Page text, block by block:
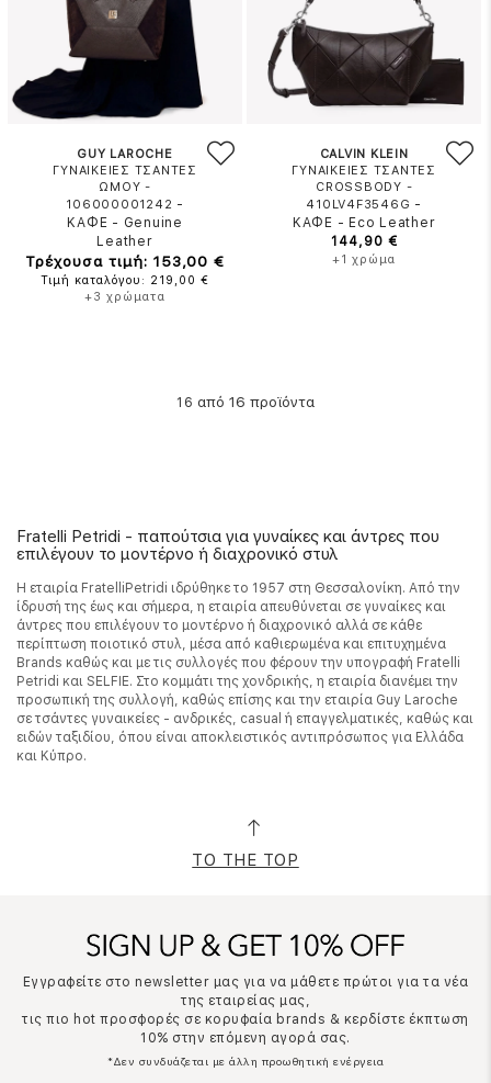
GUY LAROCHE
ΓΥΝΑΙΚΕΙΕΣ ΤΣΑΝΤΕΣ
ΩΜΟΥ -
106000001242 -
ΚΑΦΕ - Genuine
Leather
Τρέχουσα τιμή: 153,00 €
Τιμή καταλόγου: 219,00 €
+3 χρώματα
CALVIN KLEIN
ΓΥΝΑΙΚΕΙΕΣ ΤΣΑΝΤΕΣ
CROSSBODY -
410LV4F3546G -
ΚΑΦΕ - Eco Leather
144,90 €
+1 χρώμα
16 από 16 προϊόντα
Fratelli Petridi - παπούτσια για γυναίκες και άντρες που
επιλέγουν το μοντέρνο ή διαχρονικό στυλ
Η εταιρία FratelliPetridi ιδρύθηκε το 1957 στη Θεσσαλονίκη. Από την
ίδρυσή της έως και σήμερα, η εταιρία απευθύνεται σε γυναίκες και
άντρες που επιλέγουν το μοντέρνο ή διαχρονικό αλλά σε κάθε
περίπτωση ποιοτικό στυλ, μέσα από καθιερωμένα και επιτυχημένα
Brands καθώς και με τις συλλογές που φέρουν την υπογραφή Fratelli
Petridi και SELFIE. Στο κομμάτι της χονδρικής, η εταιρία διανέμει την
προσωπική της συλλογή, καθώς επίσης και την εταιρία Guy Laroche
σε τσάντες γυναικείες - ανδρικές, casual ή επαγγελματικές, καθώς και
ειδών ταξιδίου, όπου είναι αποκλειστικός αντιπρόσωπος για Ελλάδα
και Κύπρο.
TO THE TOP
Εγγραφείτε στο newsletter μας για να μάθετε πρώτοι για τα νέα
της εταιρείας μας,
τις πιο hot προσφορές σε κορυφαία brands & κερδίστε έκπτωση
10% στην επόμενη αγορά σας.
*Δεν συνδυάζεται με άλλη προωθητική ενέργεια